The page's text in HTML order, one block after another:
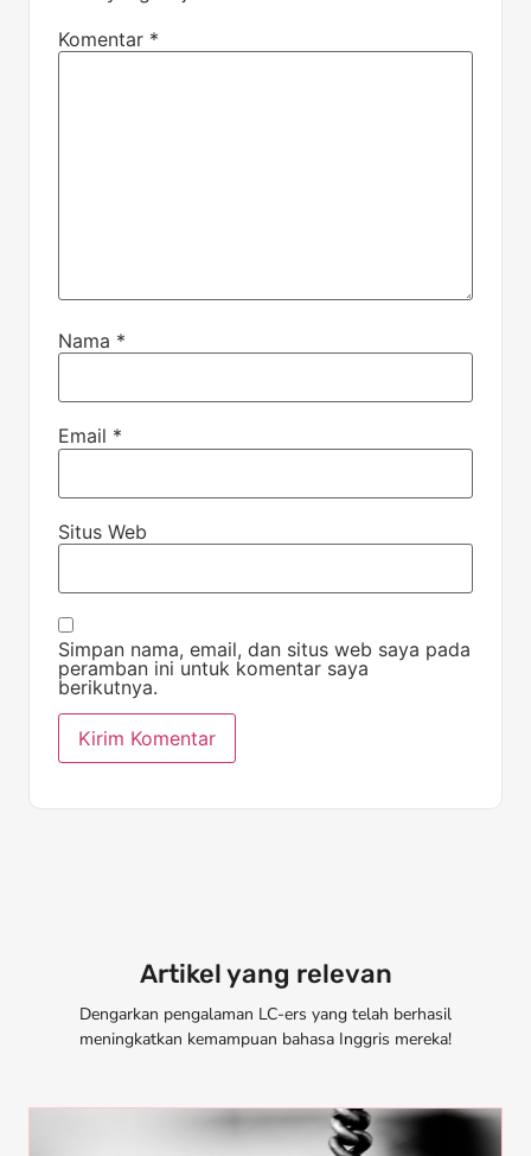
Komentar *
Nama *
Email *
Situs Web
Simpan nama, email, dan situs web saya pada
peramban ini untuk komentar saya
berikutnya.
Artikel yang relevan
Dengarkan pengalaman LC-ers yang telah berhasil
meningkatkan kemampuan bahasa Inggris mereka!